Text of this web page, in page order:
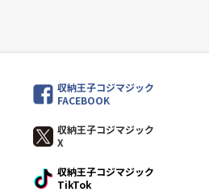
収納王子コジマジック
FACEBOOK
収納王子コジマジック
X
収納王子コジマジック
TikTok